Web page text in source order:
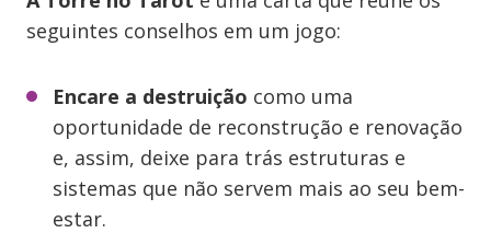
seguintes conselhos em um jogo:
Encare a destruição como uma
oportunidade de reconstrução e renovação
e, assim, deixe para trás estruturas e
sistemas que não servem mais ao seu bem-
estar.